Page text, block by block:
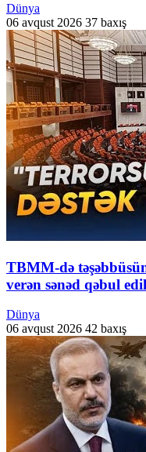
Dünya
06 avqust 2026 37 baxış
TBMM-də
verən sənəd qəbul
Dünya
06 avqust 2026 42 baxış